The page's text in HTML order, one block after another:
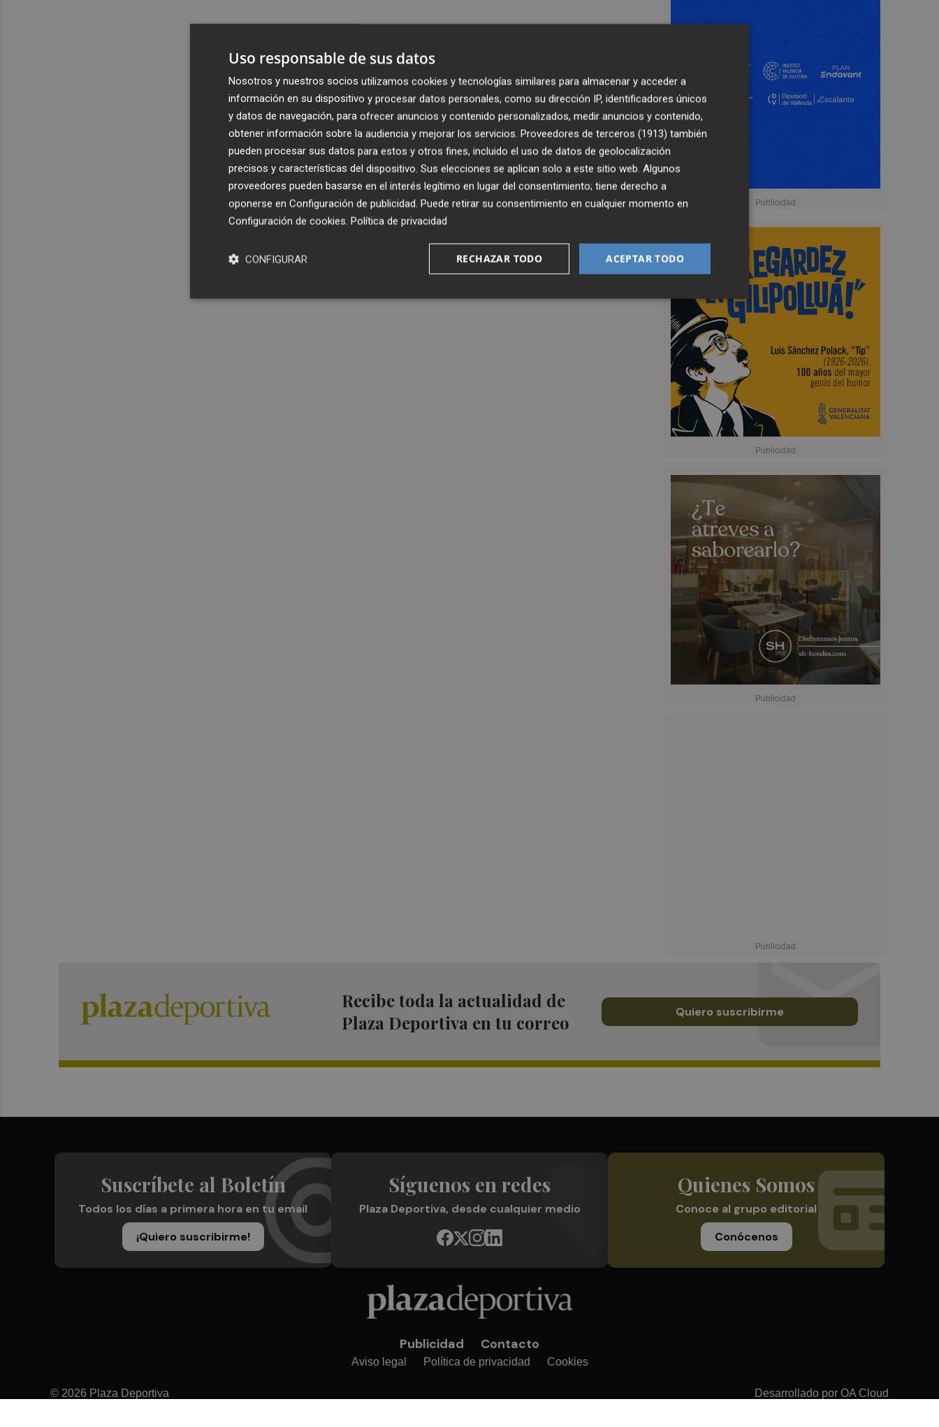
Recibe toda la actualidad de
Plaza Deportiva en tu correo
Quiero suscribirme
Suscríbete al Boletín
Todos los días a primera hora en tu email
¡Quiero suscribirme!
Síguenos en redes
Plaza Deportiva, desde cualquier medio
Quienes Somos
Conoce al grupo editorial
Conócenos
Publicidad Contacto
Aviso legal Política de privacidad Cookies
© 2026 Plaza Deportiva Desarrollado por OA Cloud
Uso responsable de sus datos
Nosotros y nuestros socios utilizamos cookies y tecnologías similares para almacenar y acceder a
información en su dispositivo y procesar datos personales, como su dirección IP, identificadores únicos
y datos de navegación, para ofrecer anuncios y contenido personalizados, medir anuncios y contenido,
obtener información sobre la audiencia y mejorar los servicios. Proveedores de terceros (1913) también
pueden procesar sus datos para estos y otros fines, incluido el uso de datos de geolocalización
precisos y características del dispositivo. Sus elecciones se aplican solo a este sitio web. Algunos
proveedores pueden basarse en el interés legítimo en lugar del consentimiento; tiene derecho a
oponerse en Configuración de publicidad. Puede retirar su consentimiento en cualquier momento en
Configuración de cookies. Política de privacidad
ACEPTAR TODO
RECHAZAR TODO
CONFIGURAR